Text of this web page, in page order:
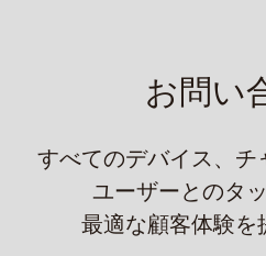
お問い
すべてのデバイス、チ
ユーザーとのタ
最適な顧客体験を